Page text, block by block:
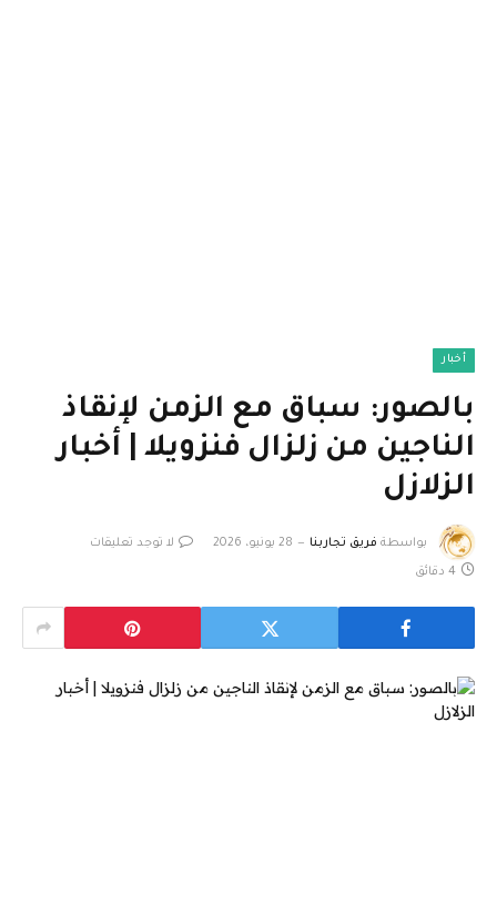
أخبار
بالصور: سباق مع الزمن لإنقاذ
الناجين من زلزال فنزويلا | أخبار
الزلازل
بواسطة فريق تجاربنا 28 يونيو، 2026 لا توجد تعليقات
4 دقائق